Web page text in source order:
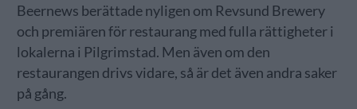
Beernews berättade nyligen om Revsund Brewery
och premiären för restaurang med fulla rättigheter i
lokalerna i Pilgrimstad. Men även om den
restaurangen drivs vidare, så är det även andra saker
på gång.